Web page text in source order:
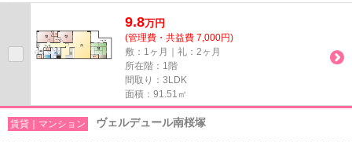
9.8万円
(管理費・共益費 7,000円)
敷：1ヶ月｜礼：2ヶ月
所在階：1階
間取り：3LDK
面積：91.51㎡
賃貸｜マンション ヴェルデュール南桜塚